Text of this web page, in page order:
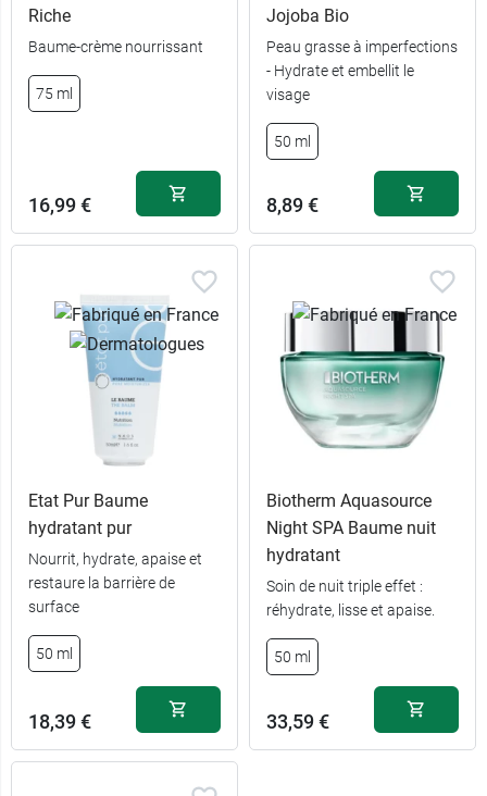
Riche
Baume-crème nourrissant
75 ml
16,99 €
Jojoba Bio
Peau grasse à imperfections
- Hydrate et embellit le
visage
50 ml
8,89 €
Etat Pur Baume
hydratant pur
Nourrit, hydrate, apaise et
restaure la barrière de
surface
50 ml
18,39 €
Biotherm Aquasource
Night SPA Baume nuit
hydratant
Soin de nuit triple effet :
réhydrate, lisse et apaise.
50 ml
33,59 €